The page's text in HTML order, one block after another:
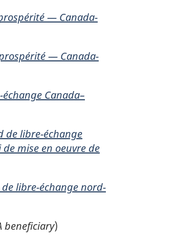
— Canada-
— Canada-
Canada–
de libre-échange
de mise en oeuvre de
de libre-échange nord-
beneficiary)